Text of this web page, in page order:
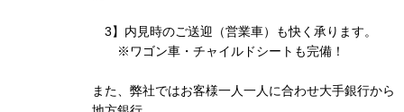
3】内見時のご送迎（営業車）も快く承ります。
※ワゴン車・チャイルドシートも完備！
また、弊社ではお客様一人一人に合わせ大手銀行から